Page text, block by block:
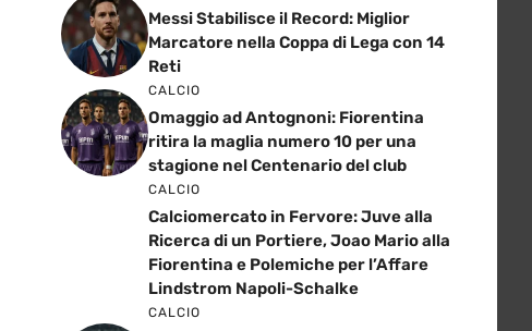
Messi Stabilisce il Record: Miglior
Marcatore nella Coppa di Lega con 14
Reti
CALCIO
Omaggio ad Antognoni: Fiorentina
ritira la maglia numero 10 per una
stagione nel Centenario del club
CALCIO
Calciomercato in Fervore: Juve alla
Ricerca di un Portiere, Joao Mario alla
Fiorentina e Polemiche per l’Affare
Lindstrom Napoli-Schalke
CALCIO